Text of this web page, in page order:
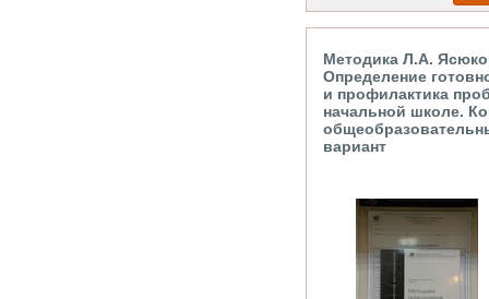
Mетодика Л.А.
Определение
и профилактика
начальной школе.
вариант